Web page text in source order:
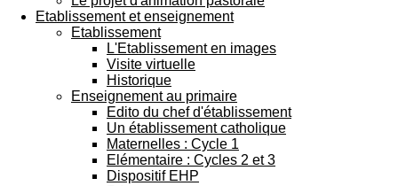
Etablissement et enseignement
Etablissement
L'Etablissement en images
Visite virtuelle
Historique
Enseignement au primaire
Edito du chef d'établissement
Un établissement catholique
Maternelles : Cycle 1
Elémentaire : Cycles 2 et 3
Dispositif EHP